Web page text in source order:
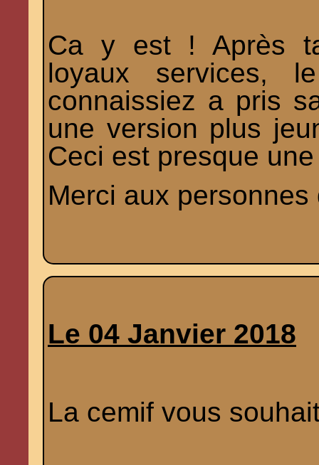
Ca y est ! Après
loyaux services,
connaissiez a pris
une version plus
Ceci est presque
Merci aux
Le 04 Janvier 2018
La cemif vous